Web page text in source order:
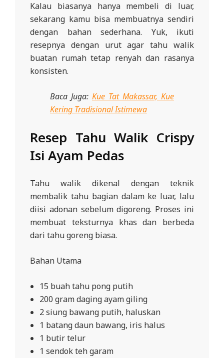
Kalau biasanya hanya membeli di luar,
sekarang kamu bisa membuatnya sendiri
dengan bahan sederhana. Yuk, ikuti
resepnya dengan urut agar tahu walik
buatan rumah tetap renyah dan rasanya
konsisten.
Baca Juga: Kue Tat Makassar, Kue
Kering Tradisional Istimewa
Resep Tahu Walik Crispy
Isi Ayam Pedas
Tahu walik dikenal dengan teknik
membalik tahu bagian dalam ke luar, lalu
diisi adonan sebelum digoreng. Proses ini
membuat teksturnya khas dan berbeda
dari tahu goreng biasa.
Bahan Utama
15 buah tahu pong putih
200 gram daging ayam giling
2 siung bawang putih, haluskan
1 batang daun bawang, iris halus
1 butir telur
1 sendok teh garam